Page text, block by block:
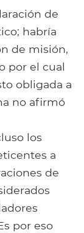
de
habría
de misión,
por el cual
obligada a
no afirmó
los
a
de
por eso